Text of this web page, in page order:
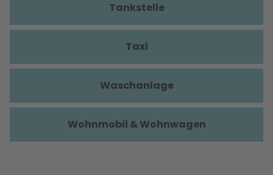
Tankstelle
Taxi
Waschanlage
Wohnmobil & Wohnwagen